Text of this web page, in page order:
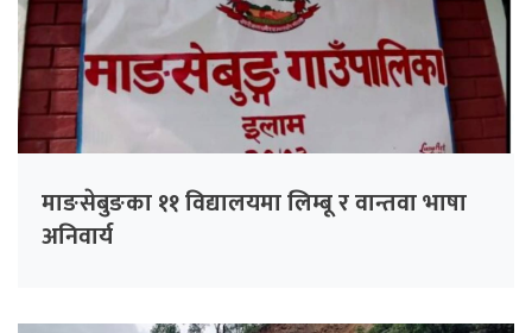
माङसेबुङका ११ विद्यालयमा लिम्बू र वान्तवा भाषा
अनिवार्य